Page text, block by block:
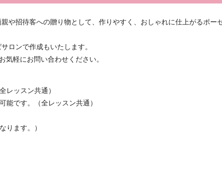
や招待客への贈り物として、作りやすく、おしゃれに仕上がるポー
ロンで作成もいたします。
軽にお問い合わせください。
レッスン共通）
能です。（全レッスン共通）
ります。）